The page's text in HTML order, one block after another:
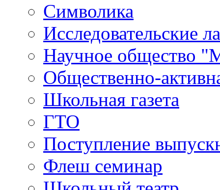
Символика
Исследовательские
Научное общество
Общественно-
Школьная газета
ГТО
Поступление
Флеш семинар